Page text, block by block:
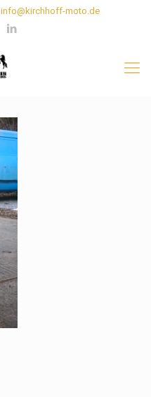
info@kirchhoff-moto.de